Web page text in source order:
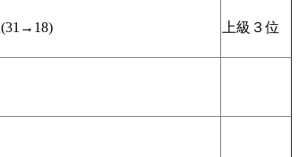
上級３位